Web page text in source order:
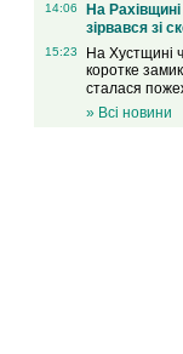
14:06
На
зірвався зі
15:23
На Хустщині
коротке
сталася
» Всі новини